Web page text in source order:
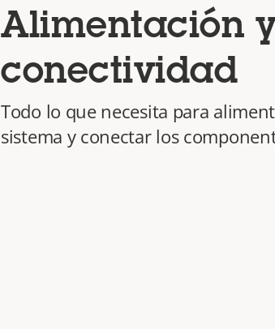
Alimentación
conectividad
Todo lo que necesita para
sistema y conectar los